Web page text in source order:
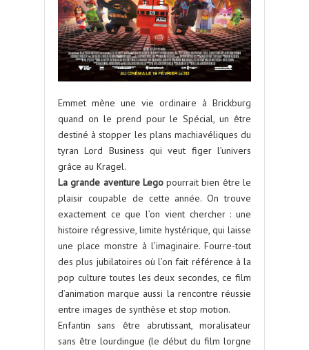
Emmet mène une vie ordinaire à Brickburg
quand on le prend pour le Spécial, un être
destiné à stopper les plans machiavéliques du
tyran Lord Business qui veut figer l’univers
grâce au Kragel.
La grande aventure Legopourrait bien être le
plaisir coupable de cette année. On trouve
exactement ce que l’on vient chercher : une
histoire régressive, limite hystérique, qui laisse
une place monstre à l’imaginaire. Fourre-tout
des plus jubilatoires où l’on fait référence à la
pop culture toutes les deux secondes, ce film
d’animation marque aussi la rencontre réussie
entre images de synthèse et stop motion.
Enfantin sans être abrutissant, moralisateur
sans être lourdingue (le début du film lorgne